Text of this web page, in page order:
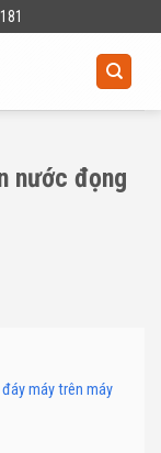
nước đọng
máy trên máy